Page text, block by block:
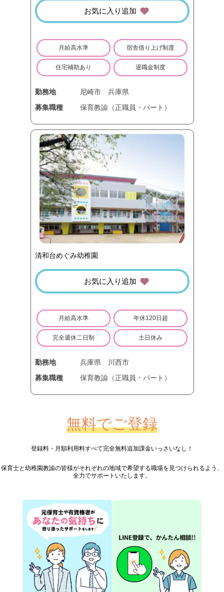
お気に入り追加
月給高水準 宿舎借り上げ制度
住宅補助あり 退職金制度
勤務地 尼崎市
兵庫県
募集職種
保育教諭（正職員・パート）
清和台めぐみ幼稚園
お気に入り追加
月給高水準 年休120日超
完全週休二日制 土日休み
勤務地 兵庫県
川西市
募集職種
保育教諭（正職員・パート）
無料でご登録
登録料・月額利用料すべて完全無料追加課金いっさいなし！
保育士と幼稚園教諭の皆様がそれぞれの地域で希望する職場を見つけられるよう、
全力でサポートいたします。